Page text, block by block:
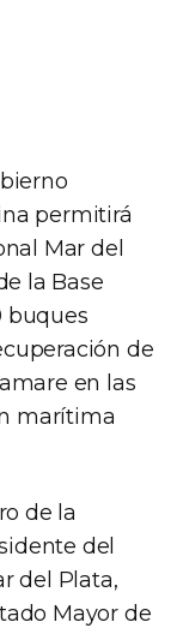
permitirá
Mar del
la Base
buques
de
en las
marítima
de la
del
del Plata,
Mayor de